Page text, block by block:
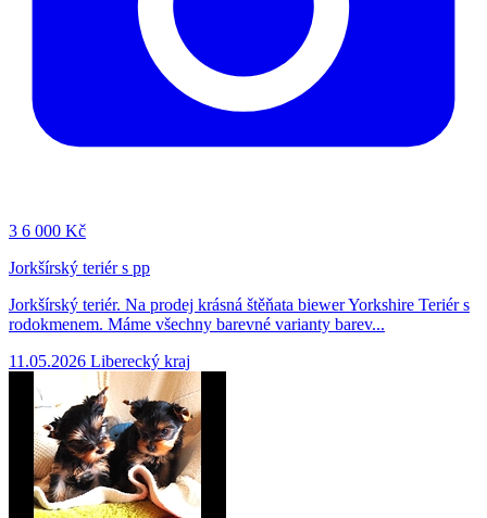
3 6 000 Kč
Jorkšírský teriér s pp
Jorkšírský teriér. Na prodej krásná štěňata biewer Yorkshire Teriér s
rodokmenem. Máme všechny barevné varianty barev...
11.05.2026 Liberecký kraj